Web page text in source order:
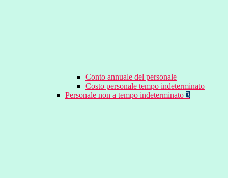
Conto annuale del personale
Costo personale tempo indeterminato
Personale non a tempo indeterminato 3